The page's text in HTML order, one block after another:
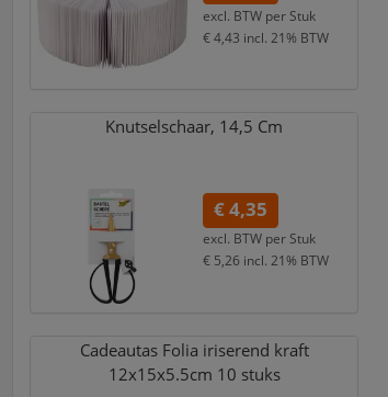
excl. BTW per Stuk
€ 4,43 incl. 21% BTW
Knutselschaar, 14,5 Cm
€ 4,35
excl. BTW per Stuk
€ 5,26 incl. 21% BTW
Cadeautas Folia iriserend kraft
12x15x5.5cm 10 stuks